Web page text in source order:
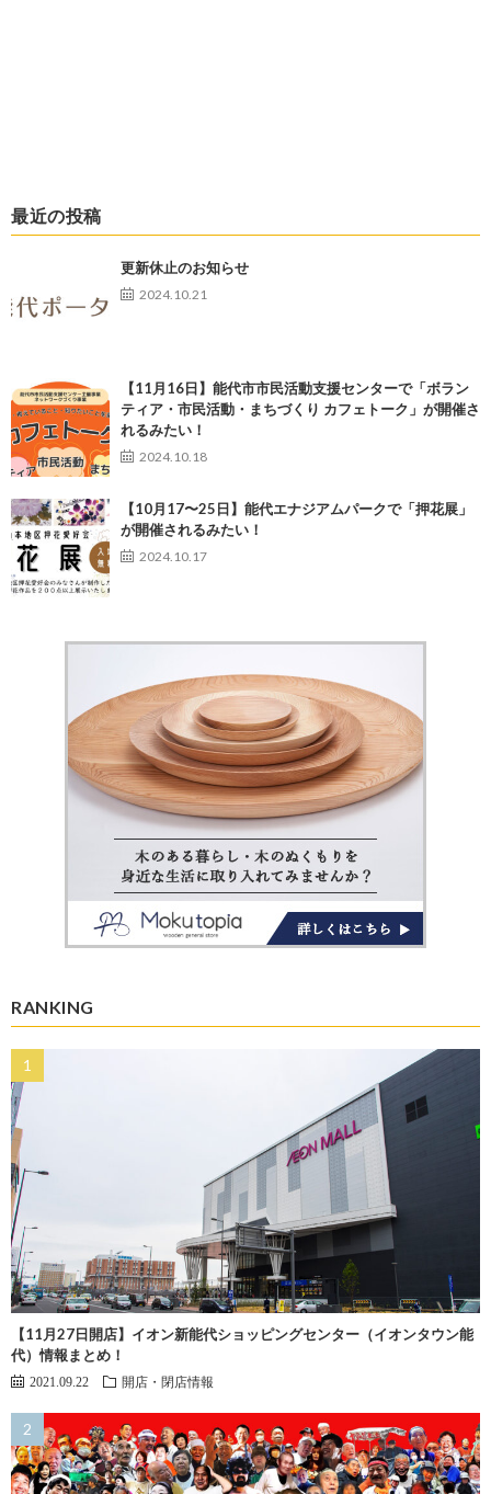
最近の投稿
更新休止のお知らせ
2024.10.21
【11月16日】能代市市民活動支援センターで「ボラン
ティア・市民活動・まちづくり カフェトーク」が開催さ
れるみたい！
2024.10.18
【10月17〜25日】能代エナジアムパークで「押花展」
が開催されるみたい！
2024.10.17
RANKING
【11月27日開店】イオン新能代ショッピングセンター（イオンタウン能
代）情報まとめ！
2021.09.22 開店・閉店情報